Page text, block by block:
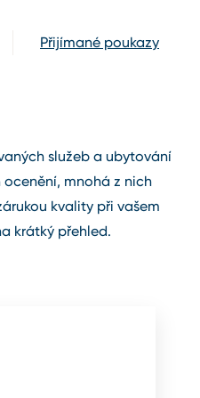
Přijímané poukazy
služeb a ubytování
mnohá z nich
kvality při vašem
krátký přehled.